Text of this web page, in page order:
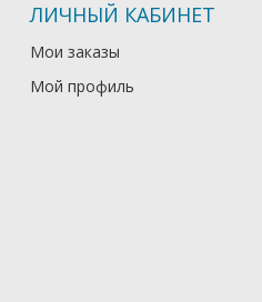
ЛИЧНЫЙ КАБИНЕТ
Мои заказы
Мой профиль